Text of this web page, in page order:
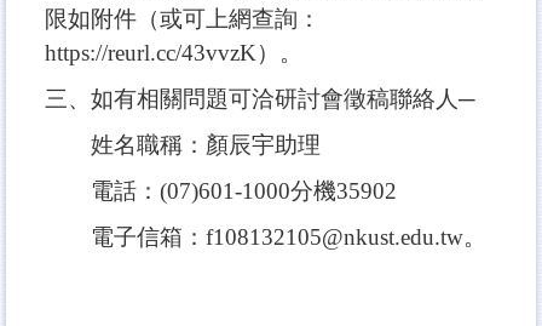
限如附件（或可上網查詢：
https://reurl.cc/43vvzK）。
三、如有相關問題可洽研討會徵稿聯絡人─
姓名職稱： 顏辰宇助理
電話：(07)601-1000分機35902
電子信箱：f108132105@nkust.edu.tw。